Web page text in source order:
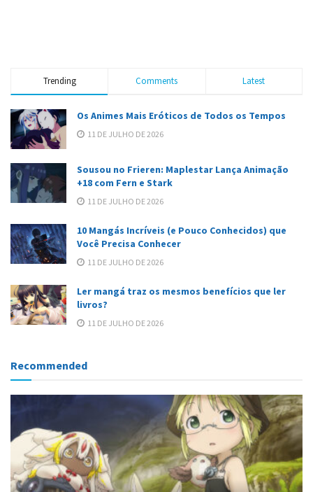
Trending Comments Latest
Os Animes Mais Eróticos de Todos os Tempos
11 DE JULHO DE 2026
Sousou no Frieren: Maplestar Lança Animação
+18 com Fern e Stark
11 DE JULHO DE 2026
10 Mangás Incríveis (e Pouco Conhecidos) que
Você Precisa Conhecer
11 DE JULHO DE 2026
Ler mangá traz os mesmos benefícios que ler
livros?
11 DE JULHO DE 2026
Recommended